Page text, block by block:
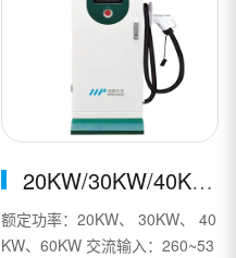
20KW/30KW/40KW/60KW单双枪落地小直流
额定功率：20KW、 30KW、 40
KW、60KW 交流输入：260~53